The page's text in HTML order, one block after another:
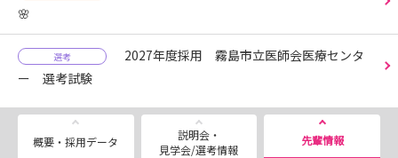
🌸
選考
2027年度採用 霧島市立医師会医療センタ
ー 選考試験
概要・採用データ
説明会・
見学会/選考情報
先輩情報